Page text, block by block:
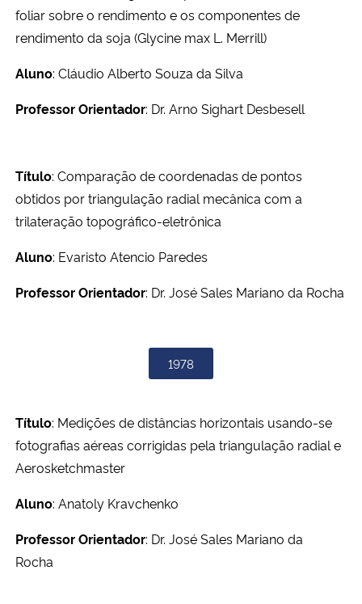
foliar sobre o rendimento e os componentes de
rendimento da soja (Glycine max L. Merrill)
Aluno: Cláudio Alberto Souza da Silva
Professor Orientador: Dr. Arno Sighart Desbesell
Título: Comparação de coordenadas de pontos
obtidos por triangulação radial mecânica com a
trilateração topográfico-eletrônica
Aluno: Evaristo Atencio Paredes
Professor Orientador: Dr. José Sales Mariano da Rocha
1978
Título: Medições de distâncias horizontais usando-se
fotografias aéreas corrigidas pela triangulação radial e
Aerosketchmaster
Aluno: Anatoly Kravchenko
Professor Orientador: Dr. José Sales Mariano da
Rocha